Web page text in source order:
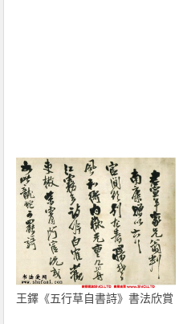
王鐸《五行草自書詩》書法欣賞